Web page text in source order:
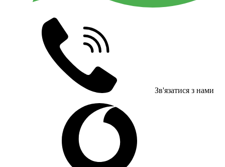
Зв'язатися з нами